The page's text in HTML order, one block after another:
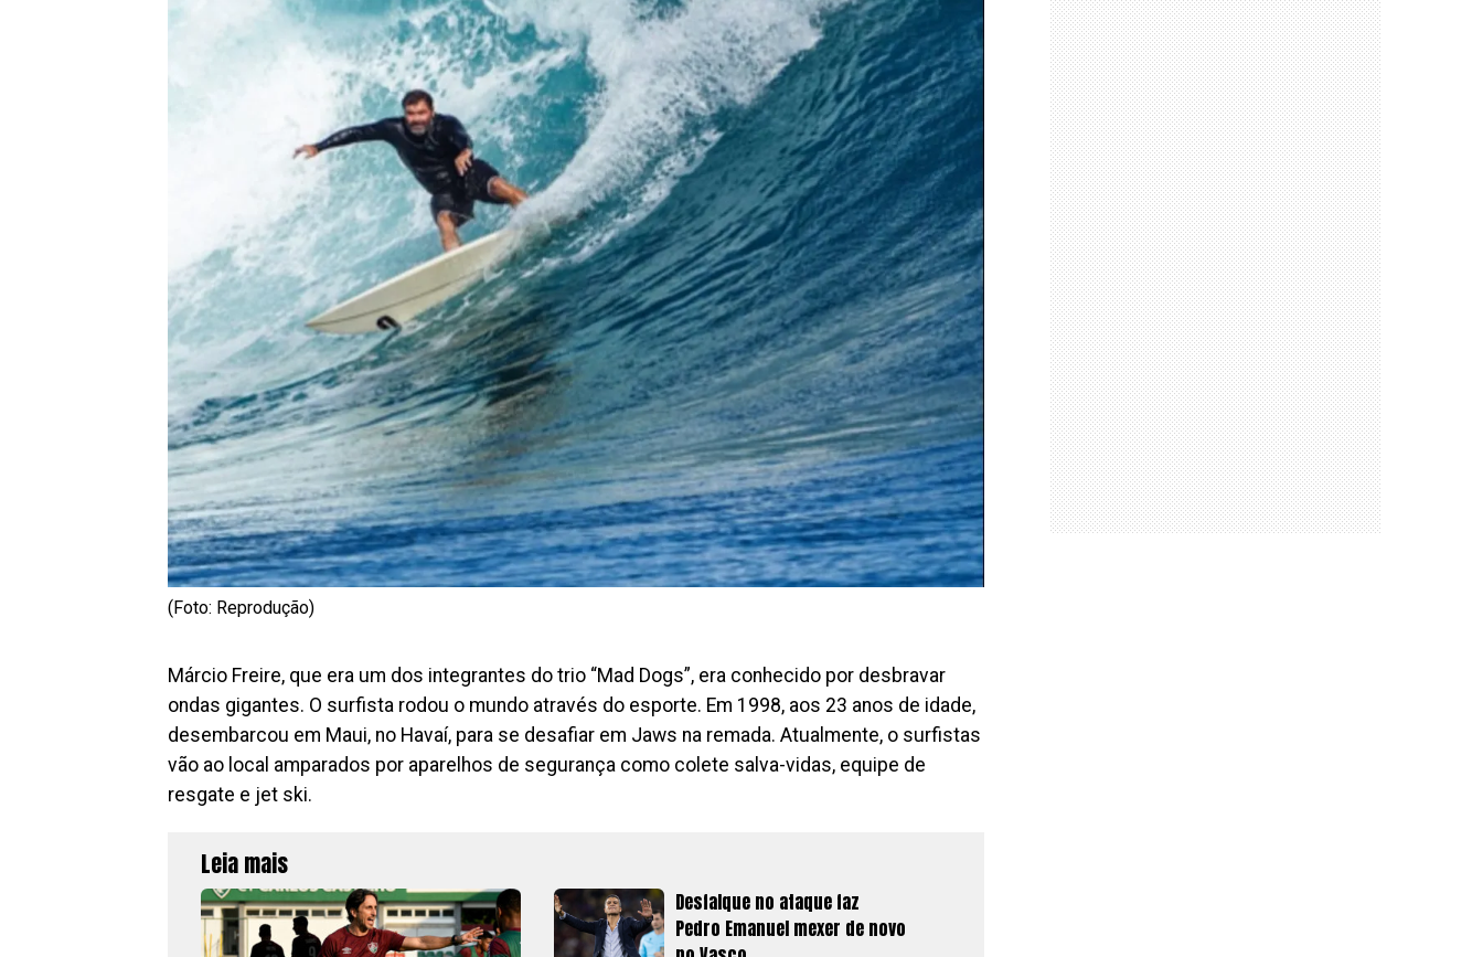
(Foto: Reprodução)
Márcio Freire, que era um dos integrantes do trio “Mad Dogs”, era conhecido por desbravar
ondas gigantes. O surfista rodou o mundo através do esporte. Em 1998, aos 23 anos de idade,
desembarcou em Maui, no Havaí, para se desafiar em Jaws na remada. Atualmente, o surfistas
vão ao local amparados por aparelhos de segurança como colete salva-vidas, equipe de
resgate e jet ski.
Leia mais
Desfalque no ataque faz
Pedro Emanuel mexer de novo